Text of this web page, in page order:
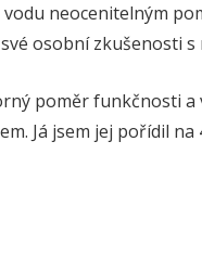
neocenitelným
osobní zkušenosti s
poměr funkčnosti
Já jsem jej pořídil na